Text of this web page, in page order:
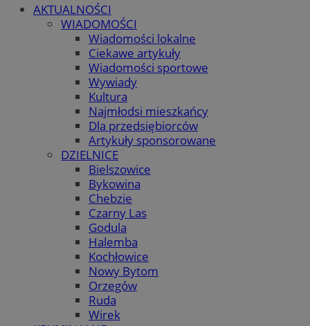
AKTUALNOŚCI
WIADOMOŚCI
Wiadomości lokalne
Ciekawe artykuły
Wiadomości sportowe
Wywiady
Kultura
Najmłodsi mieszkańcy
Dla przedsiębiorców
Artykuły sponsorowane
DZIELNICE
Bielszowice
Bykowina
Chebzie
Czarny Las
Godula
Halemba
Kochłowice
Nowy Bytom
Orzegów
Ruda
Wirek